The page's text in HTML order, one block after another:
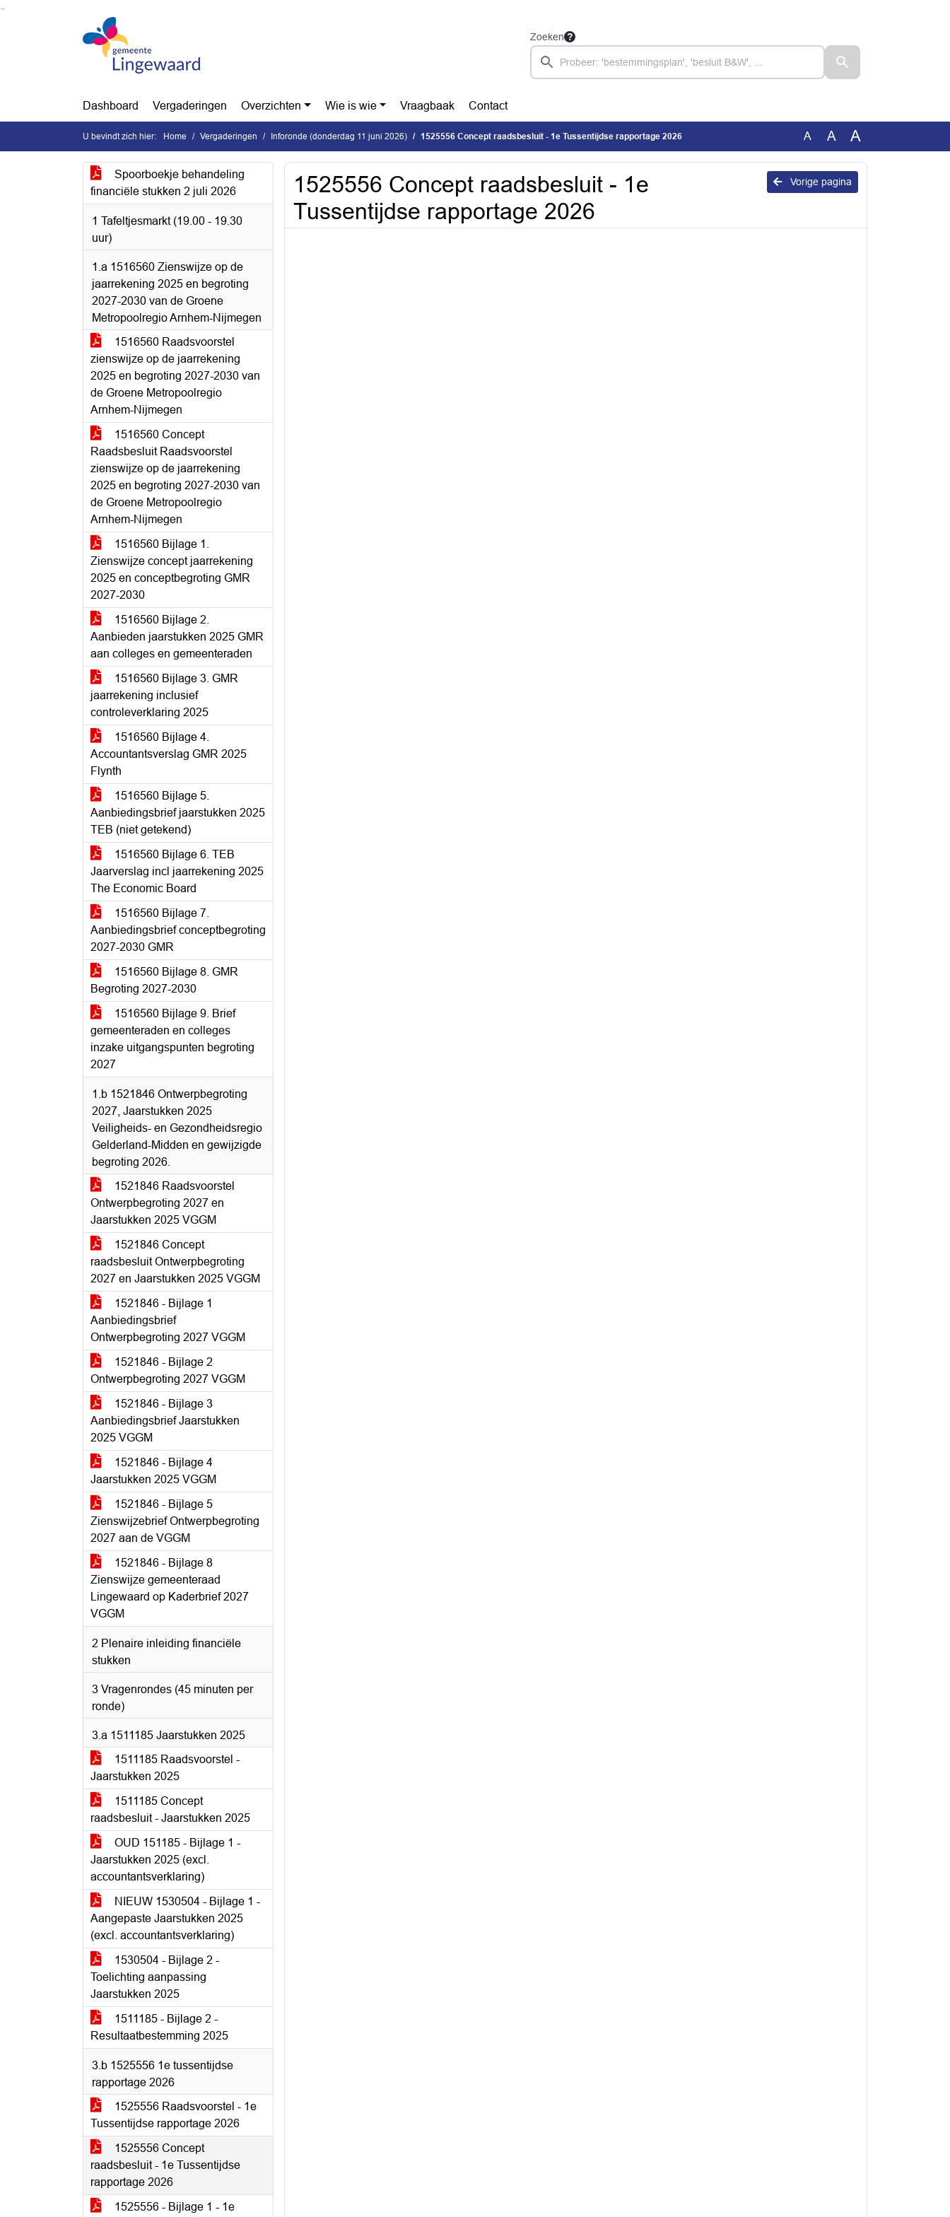
Ga naar de inhoud van deze pagina
Zoeken
Dashboard Vergaderingen Overzichten Wie is wie Vraagbaak Contact
U bevindt zich hier: Home Vergaderingen Inforonde (donderdag 11 juni 2026) 1525556 Concept raadsbesluit - 1e Tussentijdse rapportage 2026 A A A
Spoorboekje behandeling
financiële stukken 2 juli 2026
1 Tafeltjesmarkt (19.00 - 19.30
uur)
1.a 1516560 Zienswijze op de
jaarrekening 2025 en begroting
2027-2030 van de Groene
Metropoolregio Arnhem-Nijmegen
1516560 Raadsvoorstel
zienswijze op de jaarrekening
2025 en begroting 2027-2030 van
de Groene Metropoolregio
Arnhem-Nijmegen
1516560 Concept
Raadsbesluit Raadsvoorstel
zienswijze op de jaarrekening
2025 en begroting 2027-2030 van
de Groene Metropoolregio
Arnhem-Nijmegen
1516560 Bijlage 1.
Zienswijze concept jaarrekening
2025 en conceptbegroting GMR
2027-2030
1516560 Bijlage 2.
Aanbieden jaarstukken 2025 GMR
aan colleges en gemeenteraden
1516560 Bijlage 3. GMR
jaarrekening inclusief
controleverklaring 2025
1516560 Bijlage 4.
Accountantsverslag GMR 2025
Flynth
1516560 Bijlage 5.
Aanbiedingsbrief jaarstukken 2025
TEB (niet getekend)
1516560 Bijlage 6. TEB
Jaarverslag incl jaarrekening 2025
The Economic Board
1516560 Bijlage 7.
Aanbiedingsbrief conceptbegroting
2027-2030 GMR
1516560 Bijlage 8. GMR
Begroting 2027-2030
1516560 Bijlage 9. Brief
gemeenteraden en colleges
inzake uitgangspunten begroting
2027
1.b 1521846 Ontwerpbegroting
2027, Jaarstukken 2025
Veiligheids- en Gezondheidsregio
Gelderland-Midden en gewijzigde
begroting 2026.
1521846 Raadsvoorstel
Ontwerpbegroting 2027 en
Jaarstukken 2025 VGGM
1521846 Concept
raadsbesluit Ontwerpbegroting
2027 en Jaarstukken 2025 VGGM
1521846 - Bijlage 1
Aanbiedingsbrief
Ontwerpbegroting 2027 VGGM
1521846 - Bijlage 2
Ontwerpbegroting 2027 VGGM
1521846 - Bijlage 3
Aanbiedingsbrief Jaarstukken
2025 VGGM
1521846 - Bijlage 4
Jaarstukken 2025 VGGM
1521846 - Bijlage 5
Zienswijzebrief Ontwerpbegroting
2027 aan de VGGM
1521846 - Bijlage 8
Zienswijze gemeenteraad
Lingewaard op Kaderbrief 2027
VGGM
2 Plenaire inleiding financiële
stukken
3 Vragenrondes (45 minuten per
ronde)
3.a 1511185 Jaarstukken 2025
1511185 Raadsvoorstel -
Jaarstukken 2025
1511185 Concept
raadsbesluit - Jaarstukken 2025
OUD 151185 - Bijlage 1 -
Jaarstukken 2025 (excl.
accountantsverklaring)
NIEUW 1530504 - Bijlage 1 -
Aangepaste Jaarstukken 2025
(excl. accountantsverklaring)
1530504 - Bijlage 2 -
Toelichting aanpassing
Jaarstukken 2025
1511185 - Bijlage 2 -
Resultaatbestemming 2025
3.b 1525556 1e tussentijdse
rapportage 2026
1525556 Raadsvoorstel - 1e
Tussentijdse rapportage 2026
1525556 Concept
raadsbesluit - 1e Tussentijdse
rapportage 2026
1525556 - Bijlage 1 - 1e
Vorige pagina
1525556 Concept raadsbesluit - 1e
Tussentijdse rapportage 2026